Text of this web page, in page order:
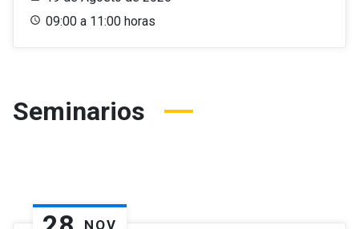
09:00 a 11:00 horas
Seminarios
NOV